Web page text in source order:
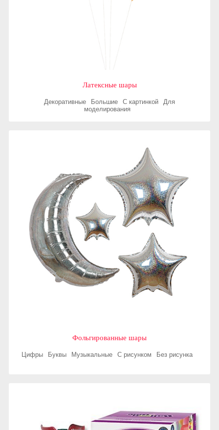
Латексные шары
Декоративные Большие С картинкой
Для
моделирования
Фольгированные шары
Цифры Буквы Музыкальные С рисунком Без рисунка